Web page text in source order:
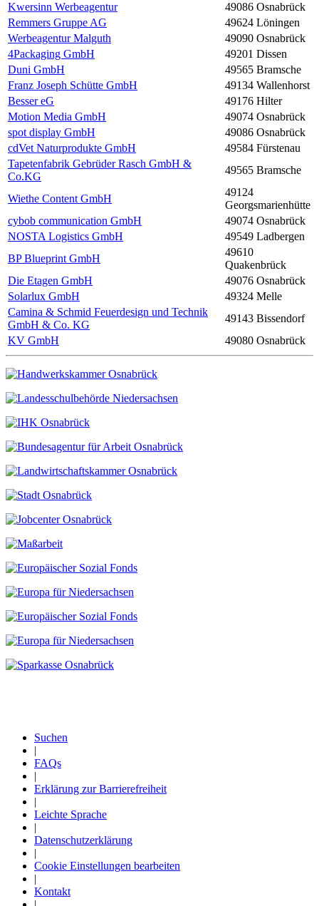
Kwersinn Werbeagentur
49086 Osnabrück
Remmers Gruppe AG
49624 Löningen
Werbeagentur Malguth
49090 Osnabrück
4Packaging GmbH
49201 Dissen
Duni GmbH
49565 Bramsche
Franz Joseph Schütte GmbH
49134 Wallenhorst
Besser eG
49176 Hilter
Motion Media GmbH
49074 Osnabrück
spot display GmbH
49086 Osnabrück
cdVet Naturprodukte GmbH
49584 Fürstenau
Tapetenfabrik Gebrüder Rasch GmbH &
Co.KG
49565 Bramsche
Wiethe Content GmbH
49124
Georgsmarienhütte
cybob communication GmbH
49074 Osnabrück
NOSTA Logistics GmbH
49549 Ladbergen
BP Blueprint GmbH
49610
Quakenbrück
Die Etagen GmbH
49076 Osnabrück
Solarlux GmbH
49324 Melle
Camina & Schmid Feuerdesign und Technik
GmbH & Co. KG
49143 Bissendorf
KV GmbH
49080 Osnabrück
Fußzeile
Suchen
|
FAQs
|
Erklärung zur Barrierefreiheit
|
Leichte Sprache
|
Datenschutzerklärung
|
Cookie Einstellungen bearbeiten
|
Kontakt